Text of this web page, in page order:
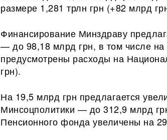
размере 1,281 трлн грн (+82 млрд
Финансирование Минздраву
— до 98,18 млрд грн, в том числе
предусмотрены расходы на
грн).
На 19,5 млрд грн предлагается
Минсоцполитики — до 312,9 млрд
Пенсионного фонда увеличены на